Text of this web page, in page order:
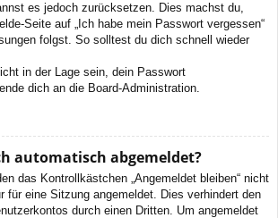
es jedoch zurücksetzen. Dies machst du,
Seite auf „Ich habe mein Passwort vergessen“
folgst. So solltest du dich schnell wieder
in der Lage sein, dein Passwort
dich an die Board-Administration.
automatisch abgemeldet?
das Kontrollkästchen „Angemeldet bleiben“ nicht
für eine Sitzung angemeldet. Dies verhindert den
durch einen Dritten. Um angemeldet